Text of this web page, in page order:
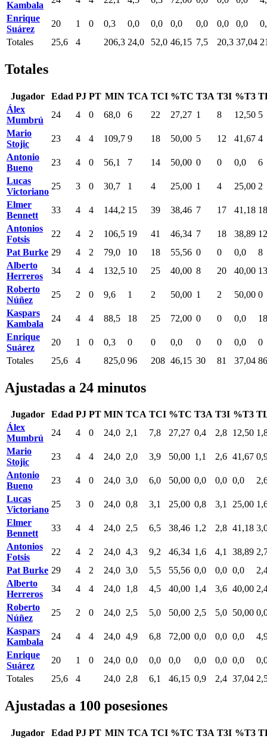
Kambala
Enrique
Suárez
20 1 0 0,3 0,0 0,0 0,0 0,0 0,0 0,0
Totales
25,6 4 206,3 24,0 52,0 46,15 7,5 20,3 37,04
Totales
Jugador Edad PJ PT MIN TCA TCI %TC T3A T3I %T3
Álex
Mumbrú
24 4 0 68,0 6 22 27,27 1 8 12,50 5
Mario
Stojic
23 4 4 109,7 9 18 50,00 5 12 41,67 4
Antonio
Bueno
23 4 0 56,1 7 14 50,00 0 0 0,0
6
Lucas
Victoriano
25 3 0 30,7 1 4 25,00 1 4 25,00 2
Elmer
Bennett
33 4 4 144,2 15 39 38,46 7 17 41,18 18
Antonios
Fotsis
22 4 2 106,5 19 41 46,34 7 18 38,89 12
Pat Burke 29 4 2 79,0 10 18 55,56 0 0 0,0
8
Alberto
Herreros
34 4 4 132,5 10 25 40,00 8 20 40,00 13
Roberto
Núñez
25 2 0 9,6 1 2 50,00 1 2 50,00 0
Kaspars
Kambala
24 4 4 88,5 18 25 72,00 0 0 0,0
18
Enrique
Suárez
20 1 0 0,3 0 0 0,0 0 0 0,0
0
Totales
25,6 4 825,0 96 208 46,15 30 81 37,04 86
Ajustadas a 24 minutos
Jugador Edad PJ PT MIN TCA TCI %TC T3A T3I %T3
Álex
Mumbrú
24 4 0 24,0 2,1 7,8 27,27 0,4 2,8 12,50
Mario
Stojic
23 4 4 24,0 2,0 3,9 50,00 1,1 2,6 41,67
Antonio
Bueno
23 4 0 24,0 3,0 6,0 50,00 0,0 0,0 0,0
Lucas
Victoriano
25 3 0 24,0 0,8 3,1 25,00 0,8 3,1 25,00
Elmer
Bennett
33 4 4 24,0 2,5 6,5 38,46 1,2 2,8 41,18
Antonios
Fotsis
22 4 2 24,0 4,3 9,2 46,34 1,6 4,1 38,89
Pat Burke 29 4 2 24,0 3,0 5,5 55,56 0,0 0,0 0,0
Alberto
Herreros
34 4 4 24,0 1,8 4,5 40,00 1,4 3,6 40,00
Roberto
Núñez
25 2 0 24,0 2,5 5,0 50,00 2,5 5,0 50,00
Kaspars
Kambala
24 4 4 24,0 4,9 6,8 72,00 0,0 0,0 0,0
Enrique
Suárez
20 1 0 24,0 0,0 0,0 0,0 0,0 0,0 0,0
Totales
25,6 4 24,0 2,8 6,1 46,15 0,9 2,4 37,04
Ajustadas a 100 posesiones
Jugador Edad PJ PT MIN TCA TCI %TC T3A T3I %T3